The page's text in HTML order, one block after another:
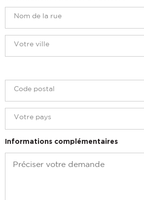
Informations complémentaires